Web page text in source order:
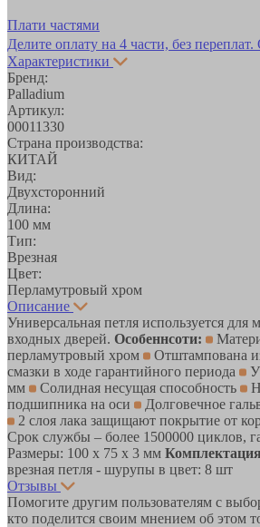
Плати частями
Делите оплату на 4 части, без переплат.
Характеристики
Бренд:
Palladium
Артикул:
00011330
Страна производства:
КИТАЙ
Вид:
Двухсторонний
Длина:
100 мм
Тип:
Врезная
Цвет:
Перламутровый хром
Описание
Универсальная петля используется
входных дверей. Особеннсоти:
перламутровый хром
Отштампована
смазки в ходе гарантийного периода
мм
Солидная несущая способность
подшипника на оси
Долговечное
2 слоя лака защищают покрытие от
Срок службы – более 1500000 циклов,
Размеры: 100 x 75 x 3 мм
врезная петля - шурупы в цвет: 8 шт
Отзывы
Помогите другим пользователям с
кто поделится своим мнением об этом